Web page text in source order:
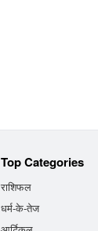
Top Categories
राशिफल
धर्म-के-तेज